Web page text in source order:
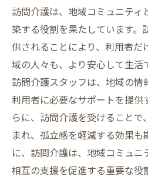
訪問介護は、地域コミュニテ
築する役割を果たしています。
供されることにより、利用者
域の人々も、より安心して生活
訪問介護スタッフは、地域の情
利用者に必要なサポートを提供
らに、訪問介護を受けること
まれ、孤立感を軽減する効果も
に、訪問介護は、地域コミュニ
相互の支援を促進する重要な役